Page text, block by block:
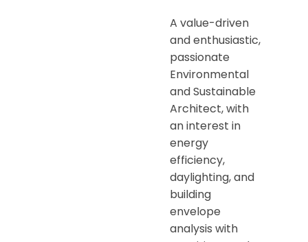
A value-driven
and enthusiastic,
passionate
Environmental
and Sustainable
Architect, with
an interest in
energy
efficiency,
daylighting, and
building
envelope
analysis with